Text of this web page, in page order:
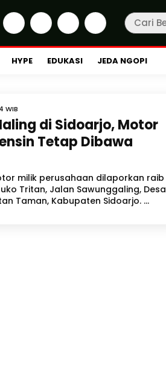
HYPE EDUKASI JEDA NGOPI
WIB
di Sidoarjo, Motor
Tetap Dibawa
milik perusahaan dilaporkan raib
Tritan, Jalan Sawunggaling, Desa
Taman, Kabupaten Sidoarjo. ...